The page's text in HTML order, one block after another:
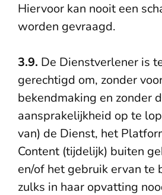
Hiervoor kan nooit een
worden gevraagd.
3.9. De Dienstverlener is
gerechtigd om, zonder
bekendmaking en zonder
aansprakelijkheid op te
van) de Dienst, het
Content (tijdelijk) buiten
en/of het gebruik ervan te
zulks in haar opvatting